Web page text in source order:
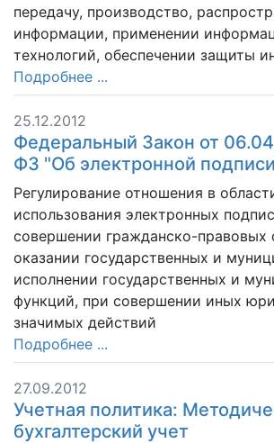
передачу, производство,
информации, применении
технологий, обеспечении защиты
Подробнее ...
25.12.2012
Федеральный Закон от
ФЗ "Об электронной
Регулирование отношения в
использования электронных
совершении гражданско-правовых
оказании государственных и
исполнении государственных и
функций, при совершении иных
значимых действий
Подробнее ...
27.09.2012
Учетная политика:
бухгалтерский учет